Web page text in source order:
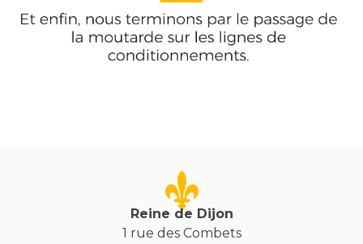
Reine de Dijon
1 rue des Combets